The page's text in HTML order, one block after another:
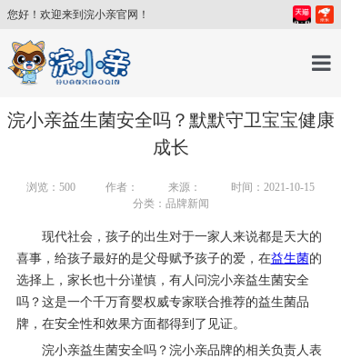
您好！欢迎来到浣小亲官网！
首
浣小亲益生菌安全吗？默默守卫宝宝健康
成长
浏览： 500 作者： 来源：
时间：2021-10-15
分类：品牌新闻
现代社会，孩子的出生对于一家人来说都是天大的
喜事，给孩子最好的是父母赋予孩子的爱，在益生菌的
选择上，家长也十分谨慎，有人问浣小亲益生菌安全
吗？这是一个千万育婴权威专家联合推荐的益生菌品
牌，在安全性和效果方面都得到了见证。
浣小亲益生菌安全吗？浣小亲品牌的相关负责人表